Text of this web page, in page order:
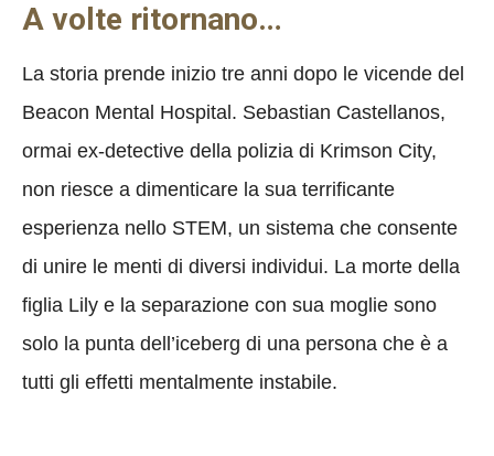
A volte ritornano…
La storia prende inizio tre anni dopo le vicende del
Beacon Mental Hospital. Sebastian Castellanos,
ormai ex-detective della polizia di Krimson City,
non riesce a dimenticare la sua terrificante
esperienza nello STEM, un sistema che consente
di unire le menti di diversi individui. La morte della
figlia Lily e la separazione con sua moglie sono
solo la punta dell’iceberg di una persona che è a
tutti gli effetti mentalmente instabile.